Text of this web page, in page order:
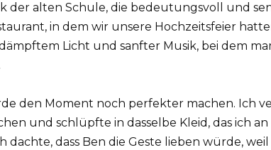
der alten Schule, die bedeutungsvoll und
in dem wir unsere Hochzeitsfeier
Licht und sanfter Musik, bei dem
den Moment noch perfekter machen. Ich
und schlüpfte in dasselbe Kleid, das ich
dachte, dass Ben die Geste lieben würde,